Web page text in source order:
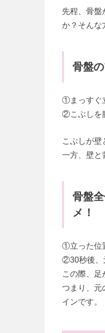
先程、骨盤
か？そんな
骨盤
①まっすぐ
②こぶしを
こぶしが壁
一方、壁と
骨盤
メ！
①立った位
②30秒後、
この際、足
つまり、元
インです。